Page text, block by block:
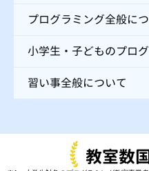
プログラミング全般に
小学生・子どものプロ
習い事全般について
教室数